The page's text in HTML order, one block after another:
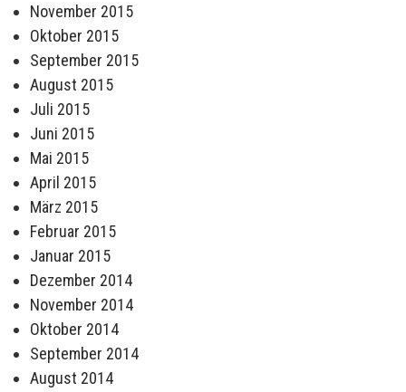
November 2015
Oktober 2015
September 2015
August 2015
Juli 2015
Juni 2015
Mai 2015
April 2015
März 2015
Februar 2015
Januar 2015
Dezember 2014
November 2014
Oktober 2014
September 2014
August 2014